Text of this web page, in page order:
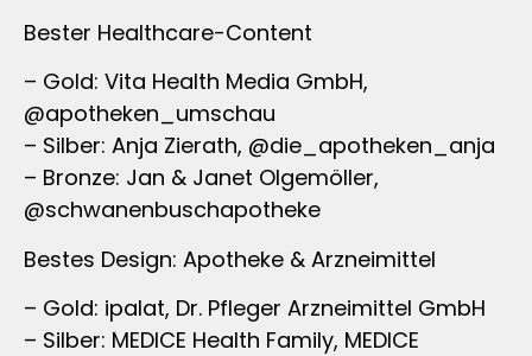
Bester Healthcare-Content
– Gold: Vita Health Media GmbH,
@apotheken_umschau
– Silber: Anja Zierath, @die_apotheken_anja
– Bronze: Jan & Janet Olgemöller,
@schwanenbuschapotheke
Bestes Design: Apotheke & Arzneimittel
– Gold: ipalat, Dr. Pfleger Arzneimittel GmbH
– Silber: MEDICE Health Family, MEDICE